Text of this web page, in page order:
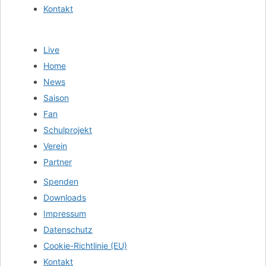
Kontakt
Live
Home
News
Saison
Fan
Schulprojekt
Verein
Partner
Spenden
Downloads
Impressum
Datenschutz
Cookie-Richtlinie (EU)
Kontakt